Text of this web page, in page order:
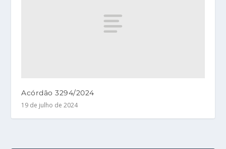
Acórdão 3294/2024
19 de julho de 2024